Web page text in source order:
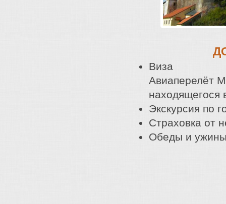
Виза
Авиаперелёт
находящегося
Экскурсия по
Страховка от
Обеды и